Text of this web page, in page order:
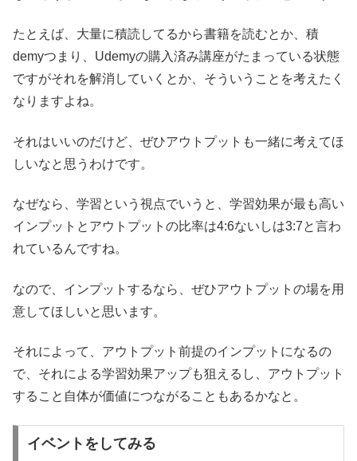
たとえば、大量に積読してるから書籍を読むとか、積
demyつまり、Udemyの購入済み講座がたまっている状態
ですがそれを解消していくとか、そういうことを考えたく
なりますよね。
それはいいのだけど、ぜひアウトプットも一緒に考えてほ
しいなと思うわけです。
なぜなら、学習という視点でいうと、学習効果が最も高い
インプットとアウトプットの比率は4:6ないしは3:7と言わ
れているんですね。
なので、インプットするなら、ぜひアウトプットの場を用
意してほしいと思います。
それによって、アウトプット前提のインプットになるの
で、それによる学習効果アップも狙えるし、アウトプット
すること自体が価値につながることもあるかなと。
イベントをしてみる